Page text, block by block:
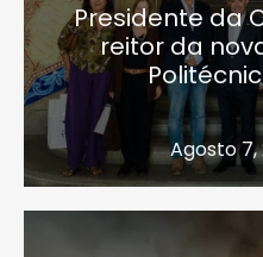
Presidente da
reitor da
Agosto 7,